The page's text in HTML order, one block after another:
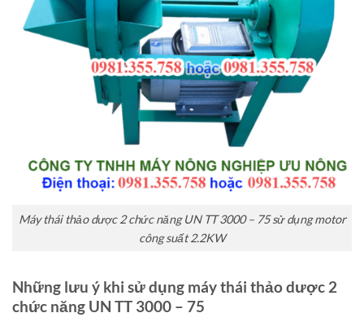
Máy thái thảo dược 2 chức năng UN TT 3000 – 75 sử dụng motor
công suất 2.2KW
Những lưu ý khi sử dụng máy thái thảo dược 2
chức năng UN TT 3000 – 75